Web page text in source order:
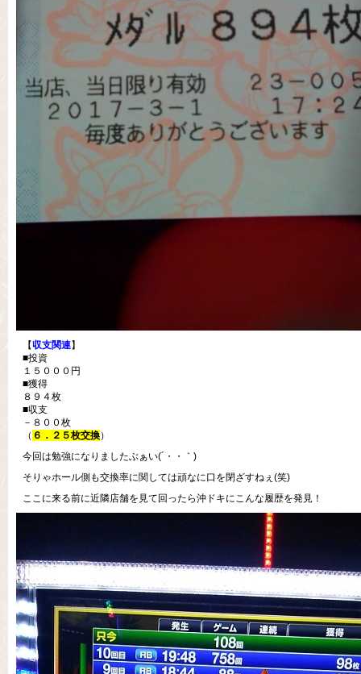
【収支関連】
■投資
１５０００円
■獲得
８９４枚
■収支
－８００枚
（ ６．２５枚交換）
今回は勉強になりましたぶぁい(´・・｀)
そりゃホール側も交換率に関しては頑なに口を閉ざすねぇ(笑)
ここに来る前に近隣店舗を見て回ったら沖ドキにこんな履歴を発見！